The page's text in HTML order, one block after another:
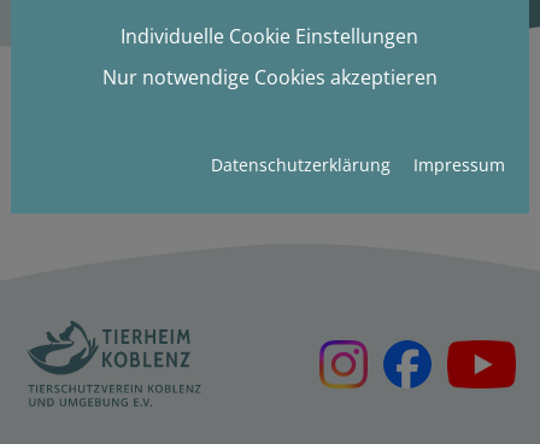
Individuelle Cookie Einstellungen
Nur notwendige Cookies akzeptieren
Datenschutzerklärung Impressum